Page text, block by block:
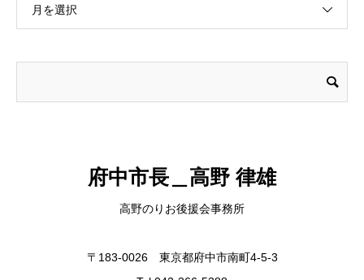
月を選択
府中市長＿高野 律雄
高野のりお後援会事務所
〒183-0026 東京都府中市南町4-5-3